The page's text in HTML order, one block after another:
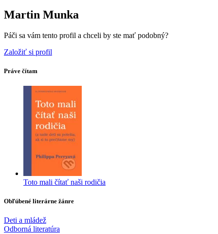
Martin Munka
Páči sa vám tento profil a chceli by ste mať podobný?
Založiť si profil
Práve čítam
Toto mali čítať naši rodičia
Obľúbené literárne žánre
Deti a mládež
Odborná literatúra